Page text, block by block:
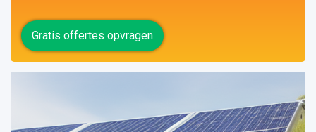
Gratis offertes opvragen